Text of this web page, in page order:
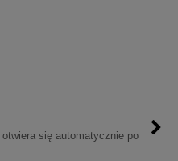
otwiera się automatycznie po